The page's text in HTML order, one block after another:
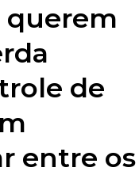
querem
de
entre os